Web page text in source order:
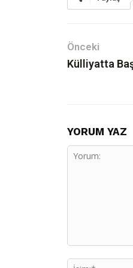
Önceki
Külliyatta
YORUM YAZ